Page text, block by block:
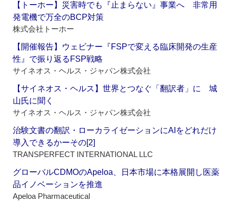
【トーホー】災害時でも『止まらない』事業へ 非常用
発電機で万全のBCP対策
株式会社トーホー
【開催報告】ウェビナー『FSPで変える臨床開発の生産
性』で振り返るFSP戦略
サイネオス・ヘルス・ジャパン株式会社
【サイネオス・ヘルス】世界とつなぐ「翻訳者」に 城
山氏に聞く
サイネオス・ヘルス・ジャパン株式会社
治験文書の翻訳・ローカライゼーションにAIをどれだけ
導入できるかーその[2]
TRANSPERFECT INTERNATIONAL LLC
グローバルCDMOのApeloa、日本市場に本格展開し医薬
品イノベーションを推進
Apeloa Pharmaceutical